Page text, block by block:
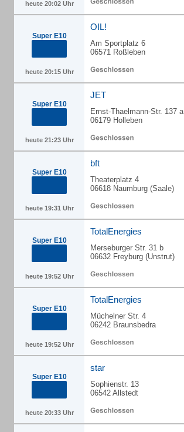
heute 20:02 Uhr
Super E10
heute 20:15 Uhr
OIL!
Am Sportplatz 6
06571 Roßleben
Super E10
heute 21:23 Uhr
JET
Ernst-Thaelmann-Str. 137 a
06179 Holleben
Super E10
heute 19:31 Uhr
bft
Theaterplatz 4
06618 Naumburg (Saale)
Super E10
heute 19:52 Uhr
TotalEnergies
Merseburger Str. 31 b
06632 Freyburg (Unstrut)
Super E10
heute 19:52 Uhr
TotalEnergies
Müchelner Str. 4
06242 Braunsbedra
Super E10
heute 20:33 Uhr
star
Sophienstr. 13
06542 Allstedt